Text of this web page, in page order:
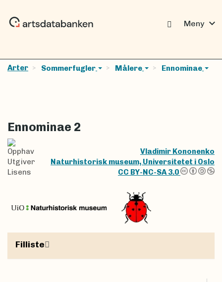
Meny expand_more
Arter Sommerfugler Målere Ennominae
Ennominae 2
Opphav
Vladimir Kononenko
Utgiver
Naturhistorisk museum, Universitetet i Oslo
Lisens
CC BY-NC-SA 3.0
Filliste